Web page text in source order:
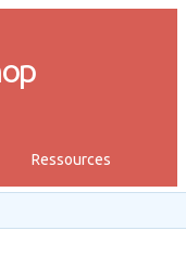
Ressources